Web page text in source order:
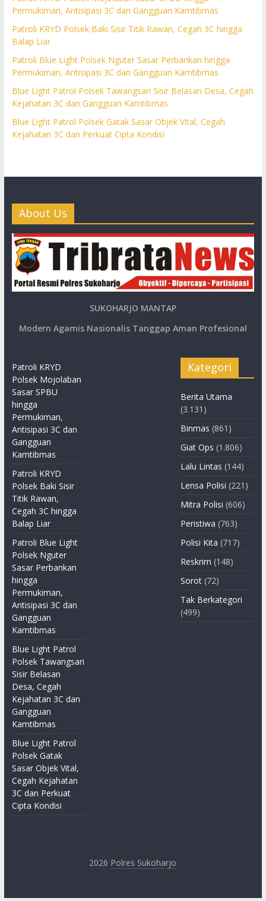
Permukiman, Antisipasi 3C dan Gangguan Kamtibmas
Patroli KRYD Polsek Baki Sisir Titik Rawan, Cegah 3C hingga
Balap Liar
Patroli Blue Light Polsek Nguter Sasar Perbankan hingga
Permukiman, Antisipasi 3C dan Gangguan Kamtibmas
Blue Light Patrol Polsek Tawangsari Sisir Belasan Desa, Cegah
Kejahatan 3C dan Gangguan Kamtibmas
Blue Light Patrol Polsek Gatak Sasar Objek Vital, Cegah
Kejahatan 3C dan Perkuat Cipta Kondisi
About Us
SUKOHARJO MANTAP
Modern Agamis Nasionalis Tanggap Aman Profesional
Patroli KRYD
Polsek Mojolaban
Sasar SPBU
hingga
Permukiman,
Antisipasi 3C dan
Gangguan
Kamtibmas
Patroli KRYD
Polsek Baki Sisir
Titik Rawan,
Cegah 3C hingga
Balap Liar
Patroli Blue Light
Polsek Nguter
Sasar Perbankan
hingga
Permukiman,
Antisipasi 3C dan
Gangguan
Kamtibmas
Blue Light Patrol
Polsek Tawangsari
Sisir Belasan
Desa, Cegah
Kejahatan 3C dan
Gangguan
Kamtibmas
Blue Light Patrol
Polsek Gatak
Sasar Objek Vital,
Cegah Kejahatan
3C dan Perkuat
Cipta Kondisi
Kategori
Berita Utama
(3.131)
Binmas (861)
Giat Ops (1.806)
Lalu Lintas (144)
Lensa Polisi (221)
Mitra Polisi (606)
Peristiwa (763)
Polisi Kita (717)
Reskrim (148)
Sorot (72)
Tak Berkategori
(499)
2026 Polres Sukoharjo